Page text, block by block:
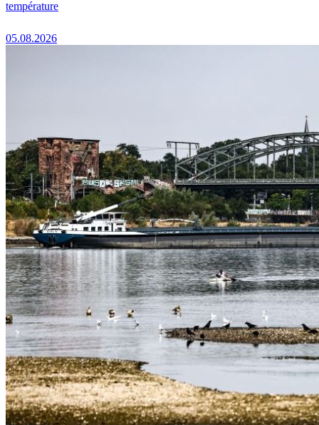
température
05.08.2026